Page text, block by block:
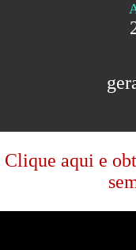
Clique aqui e